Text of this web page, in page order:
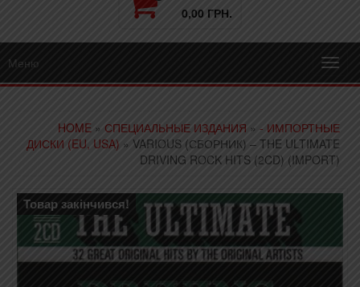
0,00 ГРН.
Меню
HOME » СПЕЦИАЛЬНЫЕ ИЗДАНИЯ » - ИМПОРТНЫЕ
ДИСКИ (EU, USA) » VARIOUS (СБОРНИК) – THE ULTIMATE
DRIVING ROCK HITS (2CD) (IMPORT)
Товар закінчився!